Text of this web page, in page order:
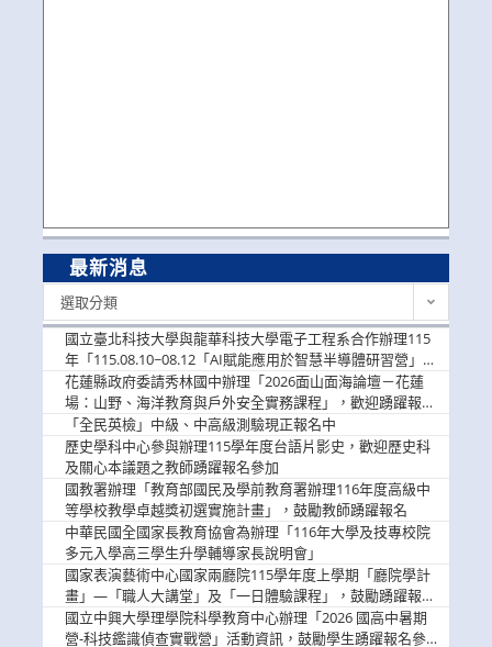
最新消息
選取分類
國立臺北科技大學與龍華科技大學電子工程系合作辦理115
年「115.08.10~08.12「AI賦能應用於智慧半導體研習營」，
歡迎學生踴躍報名參加
花蓮縣政府委請秀林國中辦理「2026面山面海論壇－花蓮
場：山野、海洋教育與戶外安全實務課程」，歡迎踴躍報名
參加
「全民英檢」中級、中高級測驗現正報名中
歷史學科中心參與辦理115學年度台語片影史，歡迎歷史科
及關心本議題之教師踴躍報名參加
國教署辦理「教育部國民及學前教育署辦理116年度高級中
等學校教學卓越獎初選實施計畫」，鼓勵教師踴躍報名
中華民國全國家長教育協會為辦理「116年大學及技專校院
多元入學高三學生升學輔導家長說明會」
國家表演藝術中心國家兩廳院115學年度上學期「廳院學計
畫」—「職人大講堂」及「一日體驗課程」，鼓勵踴躍報名
參與。
國立中興大學理學院科學教育中心辦理「2026 國高中暑期
營-科技鑑識偵查實戰營」活動資訊，鼓勵學生踴躍報名參